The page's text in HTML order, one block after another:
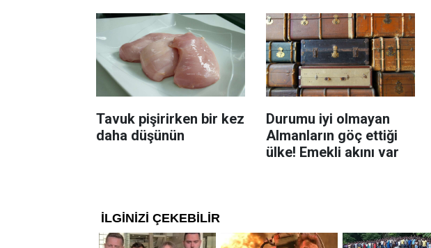
Tavuk pişirirken bir kez
daha düşünün
Durumu iyi olmayan
Almanların göç ettiği
ülke! Emekli akını var